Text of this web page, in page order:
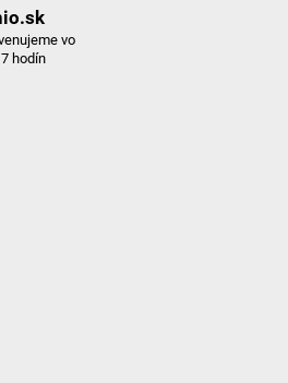
vo
hodín